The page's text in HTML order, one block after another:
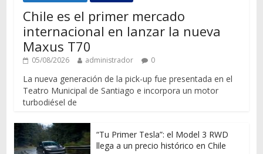
Chile es el primer mercado
internacional en lanzar la nueva
Maxus T70
05/08/2026 administrador 0
La nueva generación de la pick-up fue presentada en el
Teatro Municipal de Santiago e incorpora un motor
turbodiésel de
“Tu Primer Tesla”: el Model 3 RWD
llega a un precio histórico en Chile